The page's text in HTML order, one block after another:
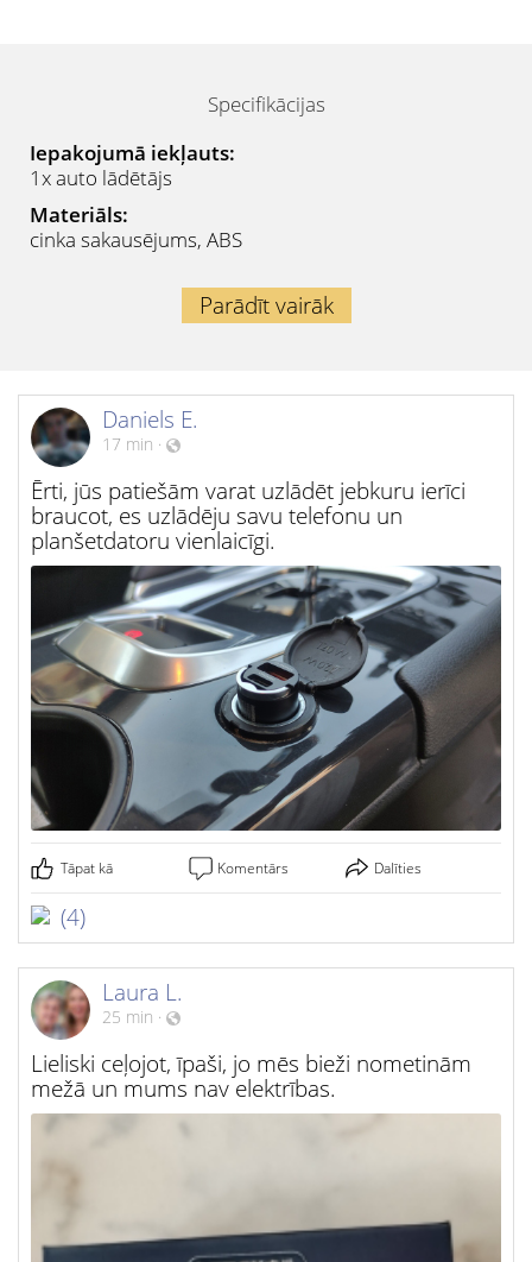
Specifikācijas
Iepakojumā iekļauts:
1x auto lādētājs
Materiāls:
cinka sakausējums, ABS
Parādīt vairāk
Daniels E.
17 min ·
Ērti, jūs patiešām varat uzlādēt jebkuru ierīci
braucot, es uzlādēju savu telefonu un
planšetdatoru vienlaicīgi.
Tāpat kā Komentārs Dalīties
(4)
Laura L.
25 min ·
Lieliski ceļojot, īpaši, jo mēs bieži nometinām
mežā un mums nav elektrības.